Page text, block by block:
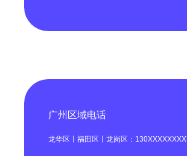
广州区域电话
龙华区丨福田区丨龙岗区：130XXXXXXXX